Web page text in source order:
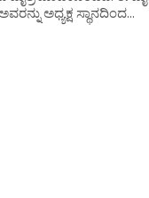
ಅಧ್ಯಕ್ಷ ಸ್ಥಾನದಿಂದ...